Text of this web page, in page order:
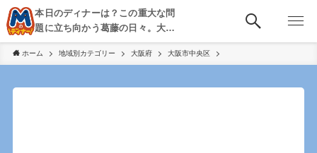
本日のディナーは？この重大な問
題に立ち向かう葛藤の日々。大
阪・京都・神戸を中心とした食べ
歩き、飲み歩きを綴る。
ホーム 地域別カテゴリー 大阪府 大阪市中央区